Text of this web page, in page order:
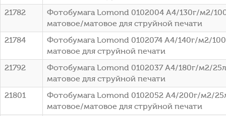
21782
Фотобумага Lomond 0102004 A4/130г/м2/
матовое/матовое для струйной печати
21784
Фотобумага Lomond 0102074 A4/140г/м2/
матовое для струйной печати
21792
Фотобумага Lomond 0102037 A4/180г/м2/
матовое для струйной печати
21801
Фотобумага Lomond 0102052 A4/200г/м2/
матовое/матовое для струйной печати